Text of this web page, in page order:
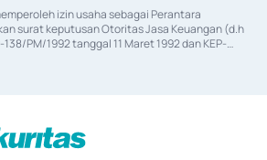
izin usaha sebagai Perantara
surat keputusan Otoritas Jasa Keuangan (d.h
PM/1992 tanggal 11 Maret 1992 dan KEP-
2014, izin usaha sebagai Penjamin Emisi
Otoritas Jasa Keuangan Nomor KEP-
Otoritas Jasa Keuangan Nomor S-
2017, dan beberapa izin usaha lainnya